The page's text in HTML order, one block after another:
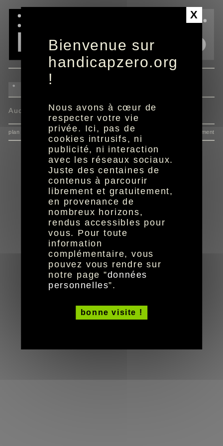
Aucun programme disponible
plan du site données personnelles consentement
© HandiCaPZéro -réalisation aYaline
X
Bienvenue sur
handicapzero.org
!
Nous avons à cœur de
respecter votre vie
privée. Ici, pas de
cookies intrusifs, ni
publicité, ni interaction
avec les réseaux sociaux.
Juste des centaines de
contenus à parcourir
librement et gratuitement,
en provenance de
nombreux horizons,
rendus accessibles pour
vous. Pour toute
information
complémentaire, vous
pouvez vous rendre sur
notre page ”données
personnelles”.
bonne visite !